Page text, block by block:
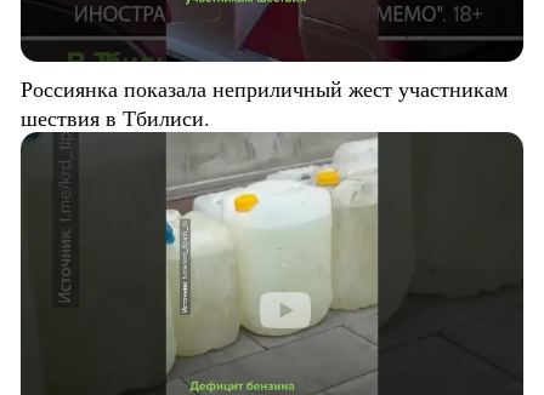
Россиянка показала неприличный жест участникам
шествия в Тбилиси.